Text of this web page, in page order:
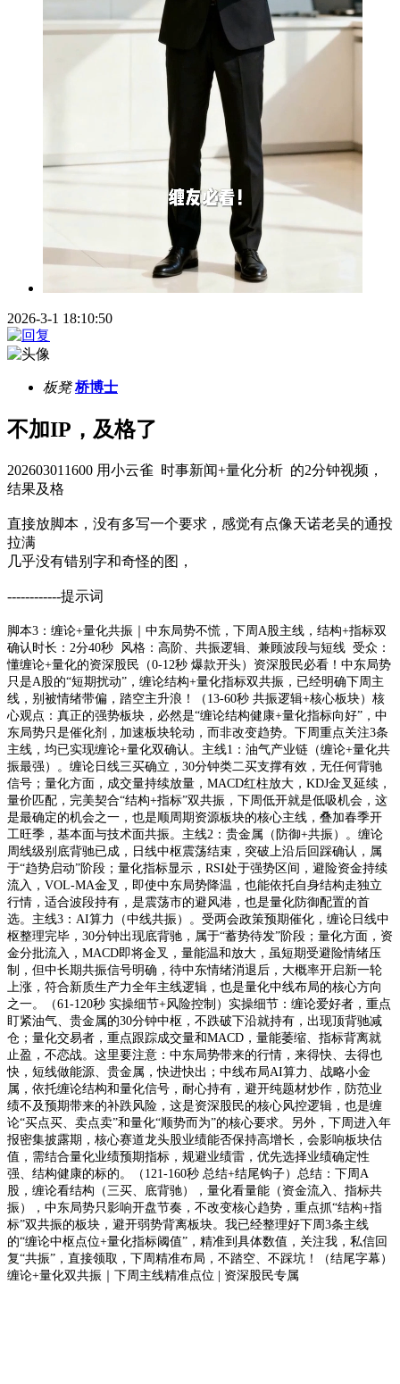
2026-3-1 18:10:50
板凳 桥博士
不加IP，及格了
202603011600 用小云雀 时事新闻+量化分析 的2分钟视频，
结果及格
直接放脚本，没有多写一个要求，感觉有点像天诺老吴的通投
拉满
几乎没有错别字和奇怪的图，
------------提示词
脚本3：缠论+量化共振｜中东局势不慌，下周A股主线，结构+指标双
确认时长：2分40秒 风格：高阶、共振逻辑、兼顾波段与短线 受众：
懂缠论+量化的资深股民（0-12秒 爆款开头）资深股民必看！中东局势
只是A股的“短期扰动”，缠论结构+量化指标双共振，已经明确下周主
线，别被情绪带偏，踏空主升浪！（13-60秒 共振逻辑+核心板块）核
心观点：真正的强势板块，必然是“缠论结构健康+量化指标向好”，中
东局势只是催化剂，加速板块轮动，而非改变趋势。下周重点关注3条
主线，均已实现缠论+量化双确认。主线1：油气产业链（缠论+量化共
振最强）。缠论日线三买确立，30分钟类二买支撑有效，无任何背驰
信号；量化方面，成交量持续放量，MACD红柱放大，KDJ金叉延续，
量价匹配，完美契合“结构+指标”双共振，下周低开就是低吸机会，这
是最确定的机会之一，也是顺周期资源板块的核心主线，叠加春季开
工旺季，基本面与技术面共振。主线2：贵金属（防御+共振）。缠论
周线级别底背驰已成，日线中枢震荡结束，突破上沿后回踩确认，属
于“趋势启动”阶段；量化指标显示，RSI处于强势区间，避险资金持续
流入，VOL-MA金叉，即使中东局势降温，也能依托自身结构走独立
行情，适合波段持有，是震荡市的避风港，也是量化防御配置的首
选。主线3：AI算力（中线共振）。受两会政策预期催化，缠论日线中
枢整理完毕，30分钟出现底背驰，属于“蓄势待发”阶段；量化方面，资
金分批流入，MACD即将金叉，量能温和放大，虽短期受避险情绪压
制，但中长期共振信号明确，待中东情绪消退后，大概率开启新一轮
上涨，符合新质生产力全年主线逻辑，也是量化中线布局的核心方向
之一。（61-120秒 实操细节+风险控制）实操细节：缠论爱好者，重点
盯紧油气、贵金属的30分钟中枢，不跌破下沿就持有，出现顶背驰减
仓；量化交易者，重点跟踪成交量和MACD，量能萎缩、指标背离就
止盈，不恋战。这里要注意：中东局势带来的行情，来得快、去得也
快，短线做能源、贵金属，快进快出；中线布局AI算力、战略小金
属，依托缠论结构和量化信号，耐心持有，避开纯题材炒作，防范业
绩不及预期带来的补跌风险，这是资深股民的核心风控逻辑，也是缠
论“买点买、卖点卖”和量化“顺势而为”的核心要求。另外，下周进入年
报密集披露期，核心赛道龙头股业绩能否保持高增长，会影响板块估
值，需结合量化业绩预期指标，规避业绩雷，优先选择业绩确定性
强、结构健康的标的。（121-160秒 总结+结尾钩子）总结：下周A
股，缠论看结构（三买、底背驰），量化看量能（资金流入、指标共
振），中东局势只影响开盘节奏，不改变核心趋势，重点抓“结构+指
标”双共振的板块，避开弱势背离板块。我已经整理好下周3条主线
的“缠论中枢点位+量化指标阈值”，精准到具体数值，关注我，私信回
复“共振”，直接领取，下周精准布局，不踏空、不踩坑！（结尾字幕）
缠论+量化双共振｜下周主线精准点位 | 资深股民专属